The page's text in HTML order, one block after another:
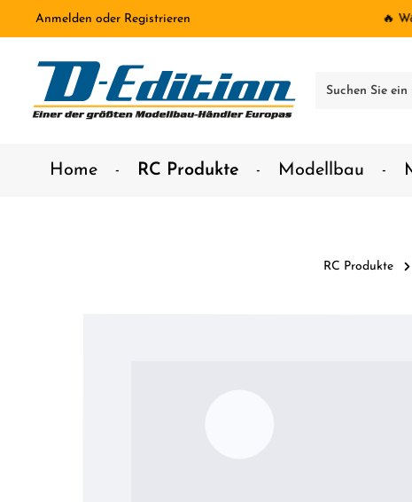
springen
Anmelden oder Registrieren 🔥
Home RC Produkte Modellbau
RC Produkte